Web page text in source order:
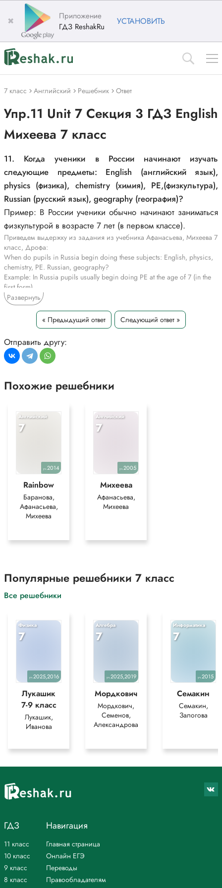
✖
Приложение
ГДЗ ReshakRu
УСТАНОВИТЬ
7 класс Английский Решебник Ответ
Упр.11 Unit 7 Секция 3 ГДЗ English
Михеева 7 класс
11. Когда ученики в России начинают изучать
следующие предметы: English (английский язык),
physics (физика), chemistry (химия), PE,(физкультура),
Russian (русский язык), geography (география)?
Пример: В России ученики обычно начинают заниматься
физкультурой в возрасте 7 лет (в первом классе).
Приведем выдержку из задания из учебника Афанасьева, Михеева 7
класс, Дрофа:
When do pupils in Russia begin doing these subjects: English, physics,
chemistry, PE. Russian, geography?
Example: In Russia pupils usually begin doing PE at the age of 7 (in the
first form).
*Цитирирование части задания со ссылкой на учебник
производится исключительно в учебных целях для лучшего
понимания разбора решения задания.
Развернуть
« Предыдущий ответ Следующий ответ »
Отправить другу:
Похожие решебники
Английский
7
уч.2014
Rainbow
Баранова,
Афанасьева,
Михеева
Английский
7
уч.2005
Михеева
Афанасьева,
Михеева
Популярные решебники 7 класс
Все решебники
Физика
7
уч.2025,2016
Лукашик
7-9 класс
Лукашик,
Иванова
Алгебра
7
уч.2025,2019
Мордкович
Мордкович,
Семенов,
Александрова
Информатика
7
уч.2015
Семакин
Семакин,
Залогова
ГДЗ
11 класс
10 класс
9 класс
8 класс
Навигация
Главная страница
Онлайн ЕГЭ
Переводы
Правообладателям